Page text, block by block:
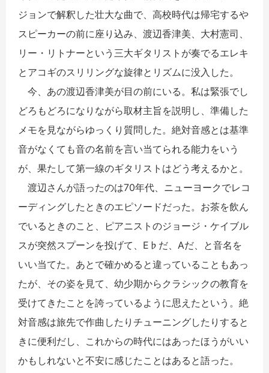
ジョンで解釈した壮大な曲で、高校時代は帰宅するや
スピーカーの前に座り込み、渡辺香津美、大村憲司、
リー・リトナーという三大ギタリストが奏でるエレキ
とアコギのスリリングな旋律とリズムに没入した。
今、あの渡辺香津美が目の前にいる。私は緊張でし
どろもどろになりながら取材主旨を説明し、準備した
メモを見ながらゆっくり質問した。絶対音感とは基準
音がなくても音の名前を言い当てられる能力をいう
が、果たして第一線のギタリストはどう考えるかと。
渡辺さんが語ったのは70年代、ニューヨークでレコ
ーディングしたときのエピソードだった。お茶を飲ん
でいるときのこと、ピアニストのジョージ・ケイブル
スが突然スプーンを投げて、E♭だ、Aだ、と音名を
いい当てた。あとで確かめると違っていることもあっ
たが、その姿を見て、幼少期からクラシックの教育を
受けてきたことを誇っているように思えたという。絶
対音感は旅先で作曲したりチューニングしたりすると
きに便利だし、これからの時代にはあったほうがいい
かもしれないと不安に感じたことはあると語った。